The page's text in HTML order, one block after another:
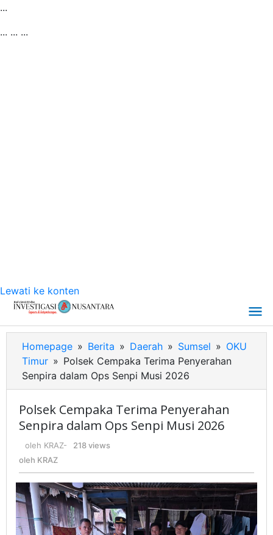
...
... ... ...
Lewati ke konten
Homepage » Berita » Daerah » Sumsel » OKU
Timur » Polsek Cempaka Terima Penyerahan
Senpira dalam Ops Senpi Musi 2026
Polsek Cempaka Terima Penyerahan
Senpira dalam Ops Senpi Musi 2026
oleh KRAZ-
218 views
oleh KRAZ